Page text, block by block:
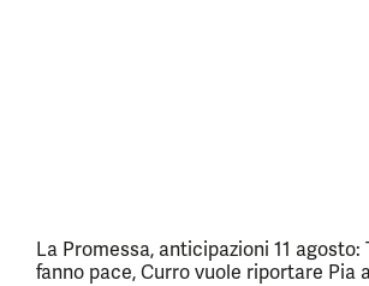
La Promessa, anticipazioni 11 agosto:
fanno pace, Curro vuole riportare Pia